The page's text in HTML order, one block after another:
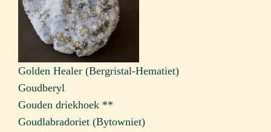
Golden Healer (Bergristal-Hematiet)
Goudberyl
Gouden driekhoek **
Goudlabradoriet (Bytowniet)